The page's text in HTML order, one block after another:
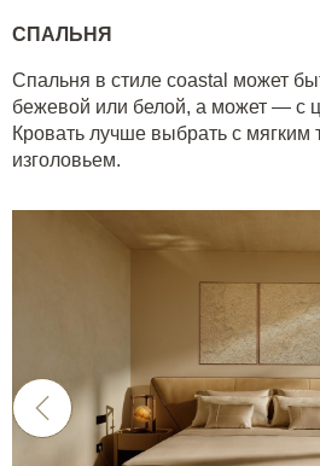
СПАЛЬНЯ
Спальня в стиле coastal может
бежевой или белой, а может — с
Кровать лучше выбрать с мягким
изголовьем.